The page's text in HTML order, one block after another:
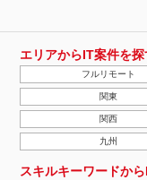
エリアからIT案件を探
フルリモート
関東
関西
九州
スキルキーワードか